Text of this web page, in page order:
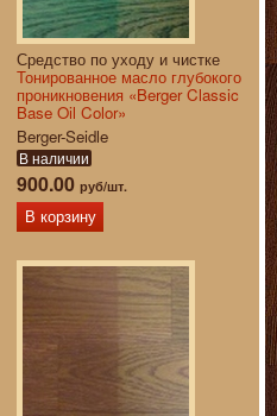
Средство по уходу и чистке
Тонированное масло глубокого
проникновения «Berger Classic
Base Oil Color»
Berger-Seidle
В наличии
900.00 руб/шт.
В корзину